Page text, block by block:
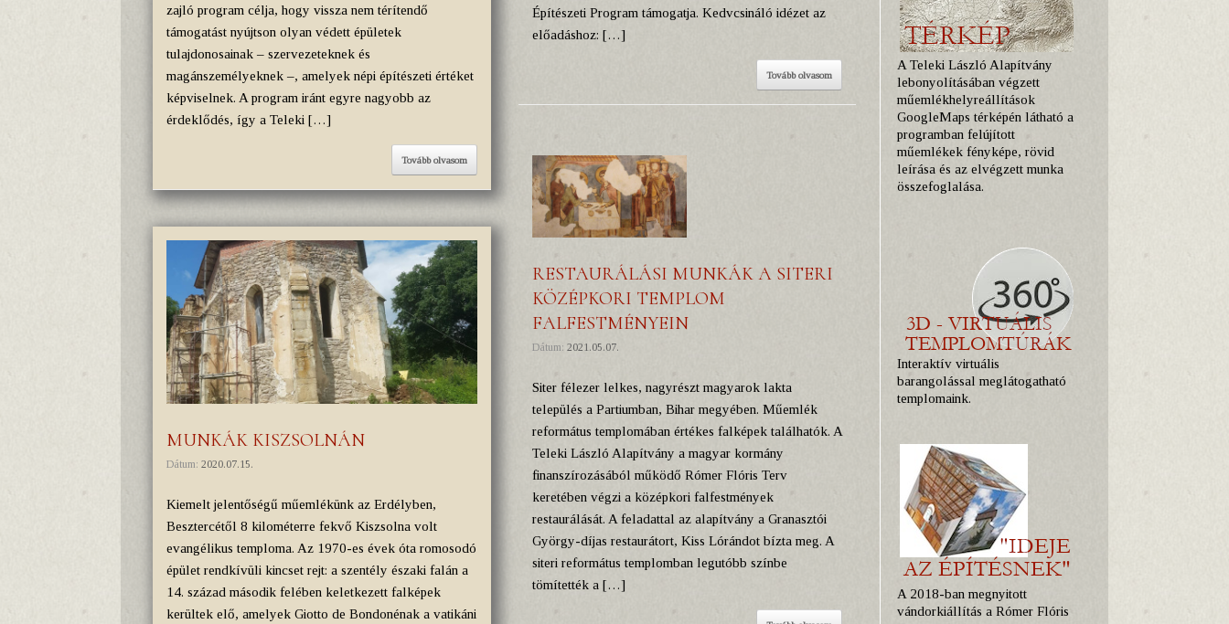
zajló program célja, hogy vissza nem térítendő
támogatást nyújtson olyan védett épületek
tulajdonosainak – szervezeteknek és
magánszemélyeknek –, amelyek népi építészeti értéket
képviselnek. A program iránt egyre nagyobb az
érdeklődés, így a Teleki […]
Tovább olvasom
MUNKÁK KISZSOLNÁN
Dátum: 2020.07.15.
Kiemelt jelentőségű műemlékünk az Erdélyben,
Besztercétől 8 kilométerre fekvő Kiszsolna volt
evangélikus temploma. Az 1970-es évek óta romosodó
épület rendkívüli kincset rejt: a szentély északi falán a
14. század második felében keletkezett falképek
kerültek elő, amelyek Giotto de Bondonénak a vatikáni
Építészeti Program támogatja. Kedvcsináló idézet az
előadáshoz: […]
Tovább olvasom
RESTAURÁLÁSI MUNKÁK A SITERI
KÖZÉPKORI TEMPLOM
FALFESTMÉNYEIN
Dátum: 2021.05.07.
Siter félezer lelkes, nagyrészt magyarok lakta
település a Partiumban, Bihar megyében. Műemlék
református templomában értékes falképek találhatók. A
Teleki László Alapítvány a magyar kormány
finanszírozásából működő Rómer Flóris Terv
keretében végzi a középkori falfestmények
restaurálását. A feladattal az alapítvány a Granasztói
György-díjas restaurátort, Kiss Lórándot bízta meg. A
siteri református templomban legutóbb színbe
tömítették a […]
A Teleki László Alapítvány
lebonyolításában végzett
műemlékhelyreállítások
GoogleMaps térképén látható a
programban felújított
műemlékek fényképe, rövid
leírása és az elvégzett munka
összefoglalása.
Interaktív virtuális
barangolással meglátogatható
templomaink.
A 2018-ban megnyitott
vándorkiállítás a Rómer Flóris